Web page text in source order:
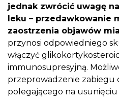
jednak zwrócić uwagę
leku – przedawkowanie
zaostrzenia objawów
przynosi odpowiedniego
włączyć
immunosupresyjną.
przeprowadzenie zabiegu
polegającego na usunięciu